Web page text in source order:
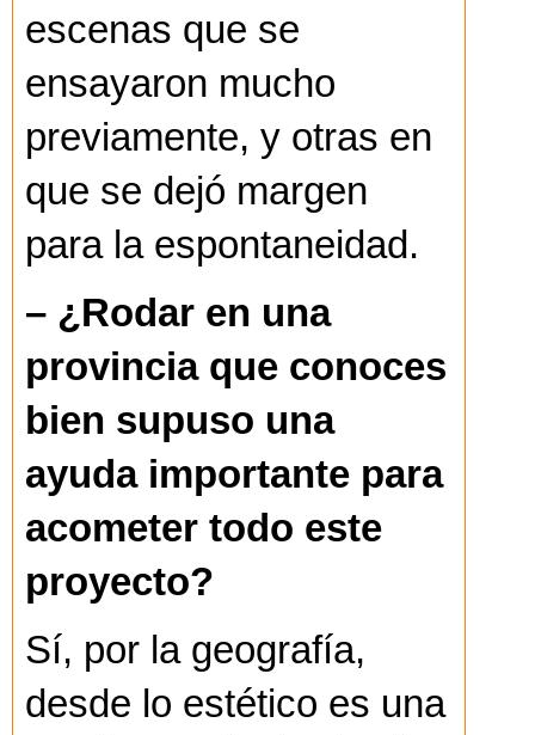
escenas que se
ensayaron mucho
previamente, y otras en
que se dejó margen
para la espontaneidad.
– ¿Rodar en una
provincia que conoces
bien supuso una
ayuda importante para
acometer todo este
proyecto?
Sí, por la geografía,
desde lo estético es una